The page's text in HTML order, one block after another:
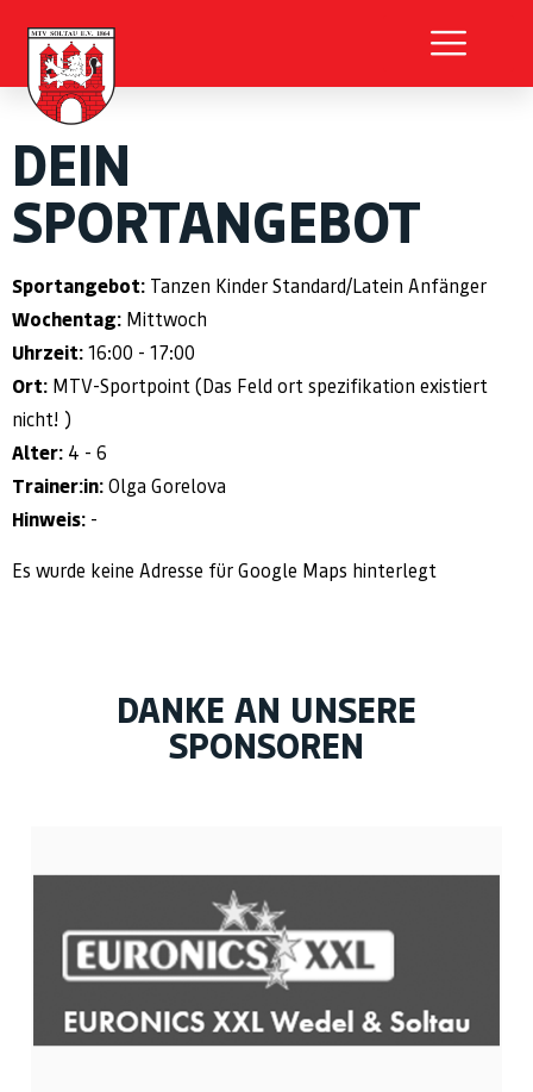
DEIN
SPORTANGEBOT
Sportangebot: Tanzen Kinder Standard/Latein Anfänger
Wochentag: Mittwoch
Uhrzeit: 16:00 - 17:00
Ort: MTV-Sportpoint (Das Feld ort spezifikation existiert
nicht! )
Alter: 4 - 6
Trainer:in: Olga Gorelova
Hinweis: -
Es wurde keine Adresse für Google Maps hinterlegt
DANKE AN UNSERE
SPONSOREN